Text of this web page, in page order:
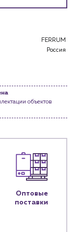
FERRUM
Россия
объектов
Оптовые
поставки